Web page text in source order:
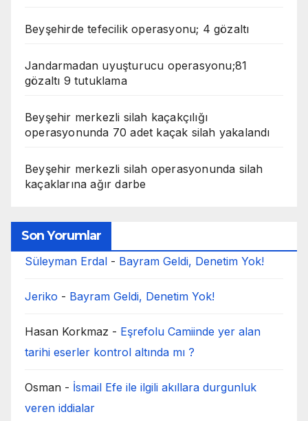
Beyşehirde tefecilik operasyonu; 4 gözaltı
Jandarmadan uyuşturucu operasyonu;81
gözaltı 9 tutuklama
Beyşehir merkezli silah kaçakçılığı
operasyonunda 70 adet kaçak silah yakalandı
Beyşehir merkezli silah operasyonunda silah
kaçaklarına ağır darbe
Son Yorumlar
Süleyman Erdal - Bayram Geldi, Denetim Yok!
Jeriko - Bayram Geldi, Denetim Yok!
Hasan Korkmaz - Eşrefolu Camiinde yer alan
tarihi eserler kontrol altında mı ?
Osman - İsmail Efe ile ilgili akıllara durgunluk
veren iddialar